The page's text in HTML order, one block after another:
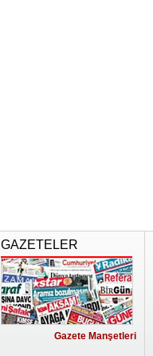
GAZETELER
Gazete Manşetleri